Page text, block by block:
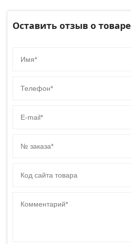
Оставить отзыв о товаре